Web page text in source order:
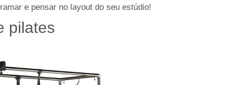
e pensar no layout do seu estúdio!
pilates